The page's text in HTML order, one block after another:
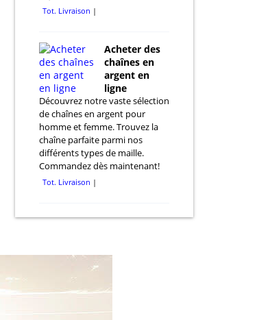
Tot. Livraison
Acheter des
chaînes en
argent en
ligne
Découvrez notre vaste sélection
de chaînes en argent pour
homme et femme. Trouvez la
chaîne parfaite parmi nos
différents types de maille.
Commandez dès maintenant!
Tot. Livraison